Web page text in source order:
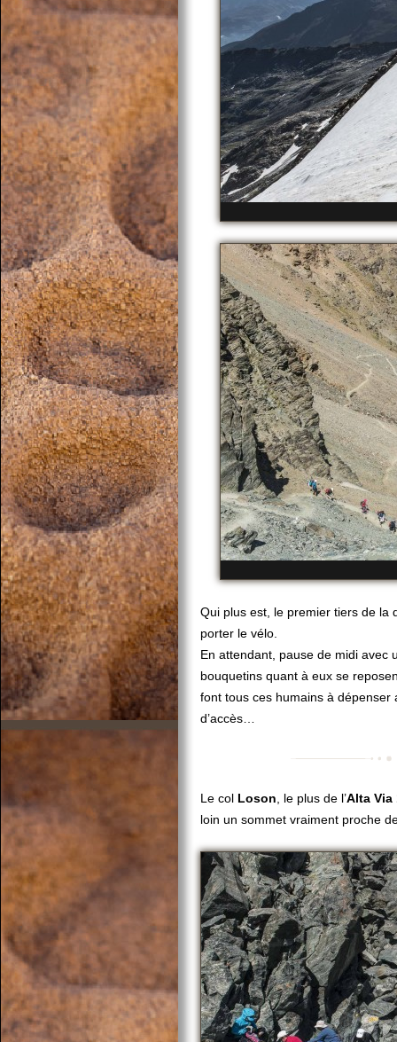
Qui plus est, le premier tiers de la
porter le vélo.
En attendant, pause de midi avec
bouquetins quant à eux se
font tous ces humains à dépenser
d’accès…
Le col Loson , le plus de l’Alta Via
loin un sommet vraiment proche